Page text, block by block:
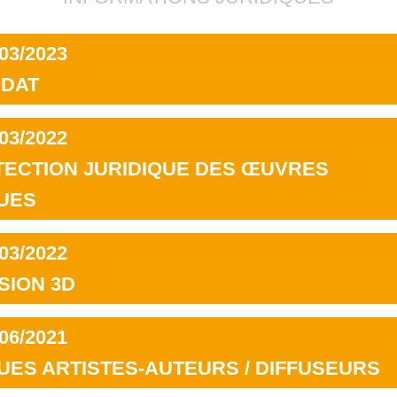
2023
2022
JURIDIQUE DES ŒUVRES
2022
3D
2021
ARTISTES-AUTEURS / DIFFUSEURS